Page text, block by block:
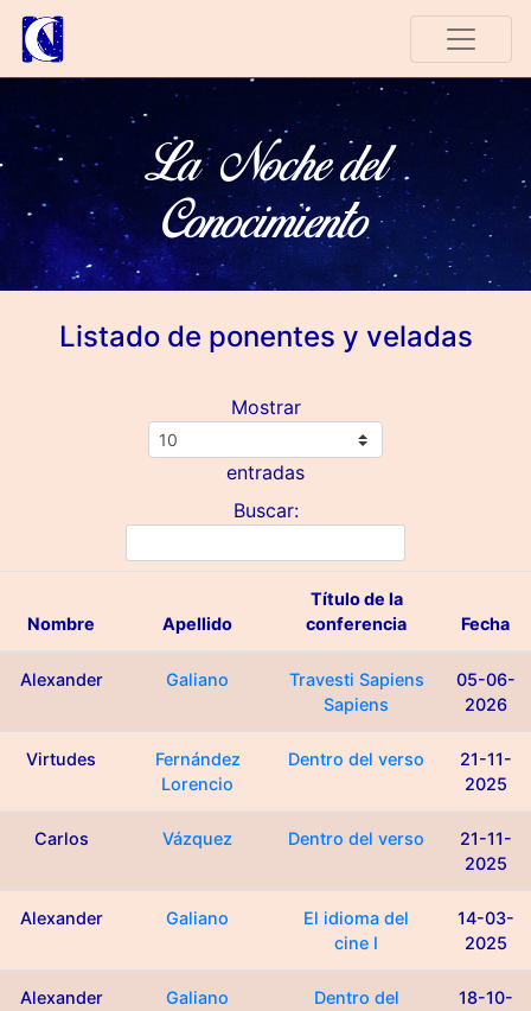
La Noche del
Conocimiento
Listado de ponentes y veladas
Mostrar
entradas
Buscar:
Nombre Apellido
Título de la
conferencia
Fecha
Alexander Galiano
Travesti Sapiens
Sapiens
05-06-
2026
Virtudes
Fernández
Lorencio
Dentro del verso
21-11-
2025
Carlos Vázquez Dentro del verso
21-11-
2025
Alexander Galiano
El idioma del
cine I
14-03-
2025
Alexander Galiano
Dentro del
18-10-